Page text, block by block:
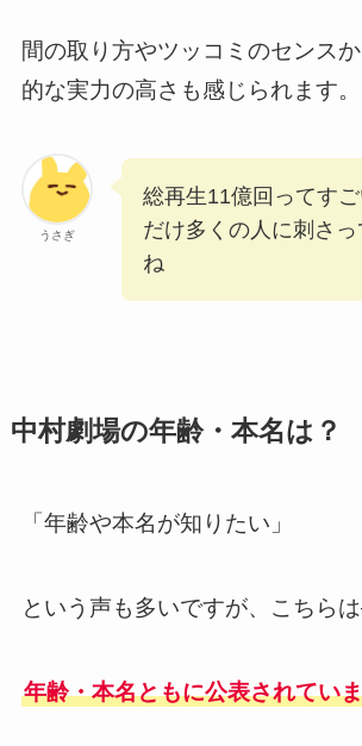
間の取り方やツッコミのセンス
的な実力の高さも感じられます。
うさぎ
総再生11億回ってす
だけ多くの人に刺さ
ね
中村劇場の年齢・本名は？
「年齢や本名が知りたい」
という声も多いですが、こちら
年齢・本名ともに公表されてい